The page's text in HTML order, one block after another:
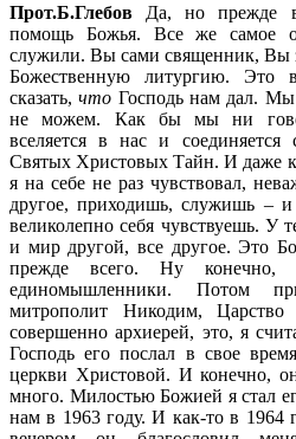
Прот.Б.Глебов Да, но прежде
помощь Божья. Все же самое
служили. Вы сами священник, Вы
Божественную литургию. Это
сказать,что Господь нам дал. Мы
не можем. Как бы мы ни
вселяется в нас и
Святых Христовых Тайн. И даже
я на себе не раз чувствовал,
другое, приходишь, служишь –
великолепно себя чувствуешь. У
и мир другой, все другое. Это
прежде всего. Ну
единомышленники. Потом
митрополит Никодим,
совершенно архиерей, это, я
Господь его послал в свое
церкви Христовой. И конечно,
много. Милостью Божией я стал
нам в 1963 году. И как-то в 1964